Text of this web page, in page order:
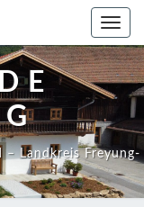
– Landkreis Freyung-